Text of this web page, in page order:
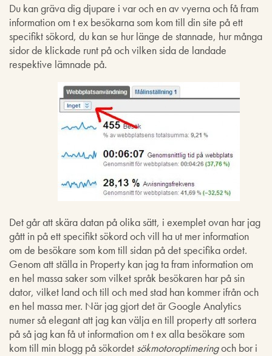
Du kan gräva dig djupare i var och en av vyerna och få fram
information om t ex besökarna som kom till din site på ett
specifikt sökord, du kan se hur länge de stannade, hur många
sidor de klickade runt på och vilken sida de landade
respektive lämnade på.
Det går att skära datan på olika sätt, i exemplet ovan har jag
gått in på ett specifikt sökord och vill ha ut mer information
om de besökare som kom till sidan på det specifika ordet.
Genom att ställa in Property kan jag ta fram information om
en hel massa saker som vilket språk besökaren har på sin
dator, vilket land och till och med stad han kommer ifrån och
en hel massa mer. När jag gjort det är Google Analytics
numer så elegant att jag kan välja en till property att sortera
på så jag kan få ut information om t ex alla besökare som
kom till min blogg på sökordet sökmotoroptimeringoch bor i